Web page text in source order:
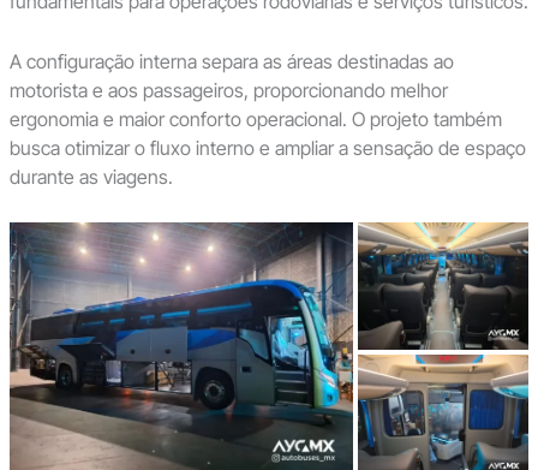
A configuração interna separa as áreas destinadas ao
motorista e aos passageiros, proporcionando melhor
ergonomia e maior conforto operacional. O projeto também
busca otimizar o fluxo interno e ampliar a sensação de espaço
durante as viagens.